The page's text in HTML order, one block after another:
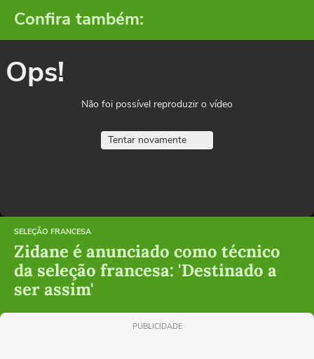
Confira também:
Ops!
Não foi possível reproduzir o vídeo
Tentar novamente
SELEÇÃO FRANCESA
Zidane é anunciado como técnico
da seleção francesa: 'Destinado a
ser assim'
PUBLICIDADE